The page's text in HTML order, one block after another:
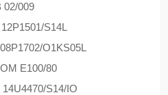
02/009
S14L
O1KS05L
E100/80
14U4470/S14/IO